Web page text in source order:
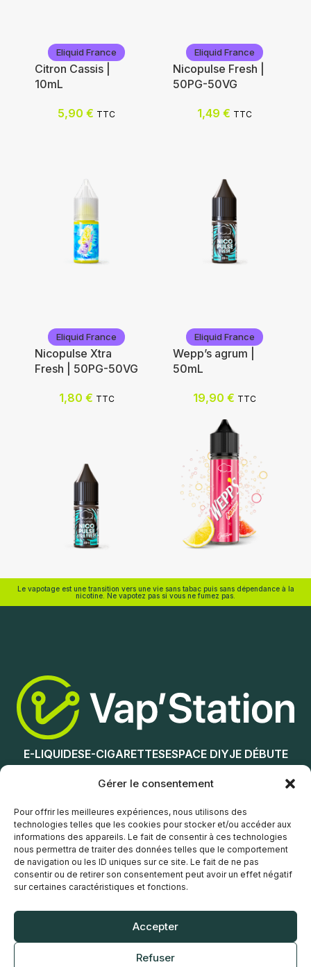
Gérer le consentement
Pour offrir les meilleures expériences, nous utilisons des
technologies telles que les cookies pour stocker et/ou accéder aux
informations des appareils. Le fait de consentir à ces technologies
nous permettra de traiter des données telles que le comportement
de navigation ou les ID uniques sur ce site. Le fait de ne pas
consentir ou de retirer son consentement peut avoir un effet négatif
sur certaines caractéristiques et fonctions.
Accepter
Refuser
Eliquid France
Citron Cassis |
10mL
5,90 € TTC
Nicotine (mg/mL) :
Choix des options
Eliquid France
Nicopulse Fresh |
50PG-50VG
1,49 € TTC
Eliquid France
Nicopulse Xtra
Fresh | 50PG-50VG
1,80 € TTC
Ajouter au panier
Eliquid France
Wepp’s agrum |
50mL
19,90 € TTC
Le vapotage est une transition vers une vie sans tabac puis sans dépendance à la
nicotine. Ne vapotez pas si vous ne fumez pas.
E-LIQUIDESE-CIGARETTESESPACE DIYJE DÉBUTE
NOS MAGASINS
Service client
POLITIQUE DE CONFIDENTIALITÉ
CONDITIONS GÉNÉRALES DE VENTE